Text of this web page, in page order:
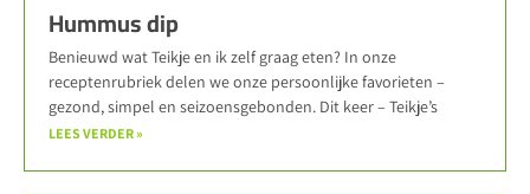
Hummus dip
Benieuwd wat Teikje en ik zelf graag eten? In onze
receptenrubriek delen we onze persoonlijke favorieten –
gezond, simpel en seizoensgebonden. Dit keer – Teikje’s
LEES VERDER »